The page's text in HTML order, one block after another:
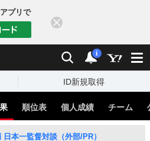
プリで
検索 通知
i
ID新規取得
順位表 個人成績 チーム
本一監督対談（外部/PR）